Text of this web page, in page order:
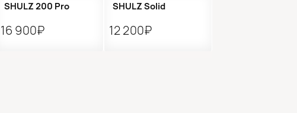
SHULZ 200 Pro
16 900₽
SHULZ Solid
12 200₽